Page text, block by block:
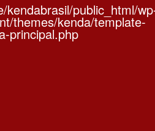
kendabrasil/public_html/
themes/kenda/template-
principal.php